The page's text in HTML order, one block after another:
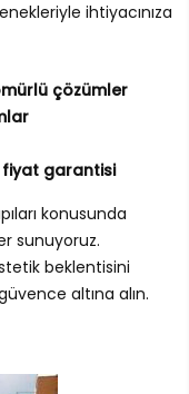
ihtiyacınıza
çözümler
fiyat garantisi
konusunda
sunuyoruz.
beklentisini
altına alın.